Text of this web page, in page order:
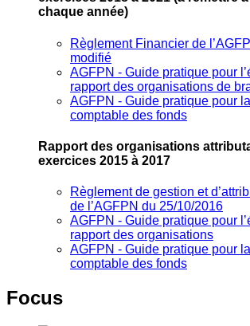
chaque année)
Règlement Financier de
modifié
AGFPN ‐ Guide pratique pour
rapport des organisations de
AGFPN ‐ Guide pratique pour
comptable des fonds
Rapport des organisations
exercices 2015 à 2017
Règlement de gestion et
de l’AGFPN du 25/10/2016
AGFPN ‐ Guide pratique pour
rapport des organisations
AGFPN ‐ Guide pratique pour
comptable des fonds
Focus